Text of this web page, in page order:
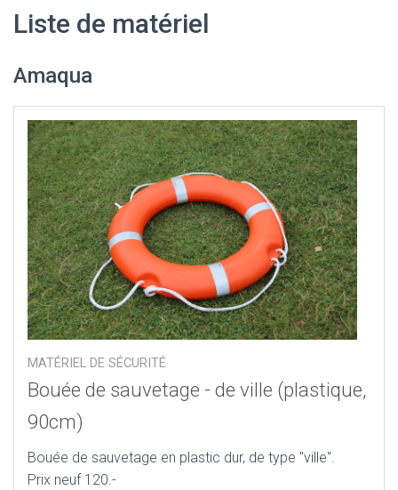
Liste de matériel
Amaqua
MATÉRIEL DE SÉCURITÉ
Bouée de sauvetage - de ville (plastique,
90cm)
Bouée de sauvetage en plastic dur, de type "ville".
Prix neuf 120.-